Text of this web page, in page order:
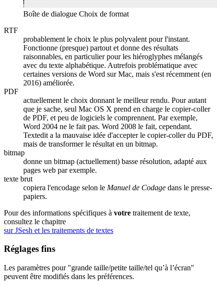
Boîte de dialogue Choix de format
RTF
probablement le choix le plus polyvalent pour l'instant.
Fonctionne (presque) partout et donne des résultats
raisonnables, en particulier pour les hiéroglyphes mélangés
avec du texte alphabétique. Autrefois problématique avec
certaines versions de Word sur Mac, mais s'est récemment (en
2016) améliorée.
PDF
actuellement le choix donnant le meilleur rendu. Pour autant
que je sache, seul Mac OS X prend en charge le copier-coller
de PDF, et peu de logiciels le comprennent. Par exemple,
Word 2004 ne le fait pas. Word 2008 le fait, cependant.
Textedit a la mauvaise idée d'accepter le copier-coller du PDF,
mais de transformer le résultat en un bitmap.
bitmap
donne un bitmap (actuellement) basse résolution, adapté aux
pages web par exemple.
texte brut
copiera l'encodage selon le Manuel de Codage dans le presse-
papiers.
Pour des informations spécifiques à votre traitement de texte,
consultez le chapitre
sur JSesh et les traitements de textes
Réglages fins
Les paramètres pour "grande taille/petite taille/tel qu’à l’écran"
peuvent être modifiés dans les préférences.